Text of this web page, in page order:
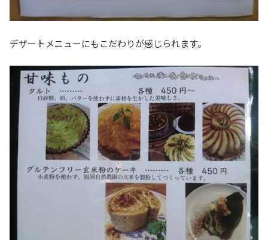
デザートメニューにもこだわりが感じられます。